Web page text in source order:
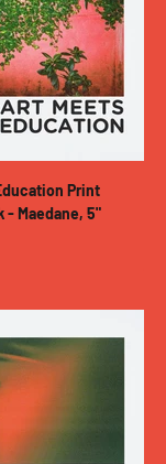
Print
- Maedane, 5"